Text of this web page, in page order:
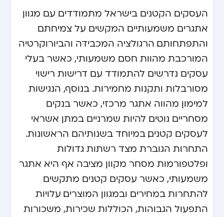
העסקים הקטנים בישראל מתמודדים עם מגוון
אתגרים משמעותיים המקשים על צמיחתם
והתפתחותם. הרגולציה המכבידה והביורוקרטיה
המורכבת מהוות חסם משמעותי, כאשר בעלי
עסקים נדרשים להתמודד עם דרישות רישוי
מסורבלות ותקנות מחמירות. בנוסף, הנגישות
למימון מהווה אתגר מרכזי, כאשר בנקים
מסחריים נוטים להיות שמרניים במתן אשראי
לעסקים קטנים, במיוחד בשנותיהם הראשונות.
התחרות הגוברת מצד רשתות גדולות
ופלטפורמות מסחר מקוון מציבה אף היא אתגר
משמעותי, כאשר עסקים קטנים מתקשים
להתחרות במחירים ובמגוון המוצרים. עלויות
התפעול הגבוהות, הכוללות שכירות, משכורות